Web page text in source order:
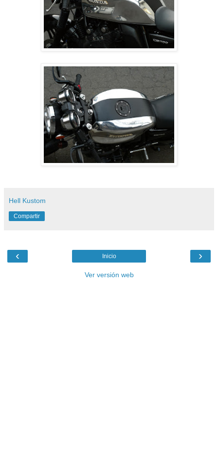
Hell Kustom
Compartir
‹ ›
Inicio
Ver versión web